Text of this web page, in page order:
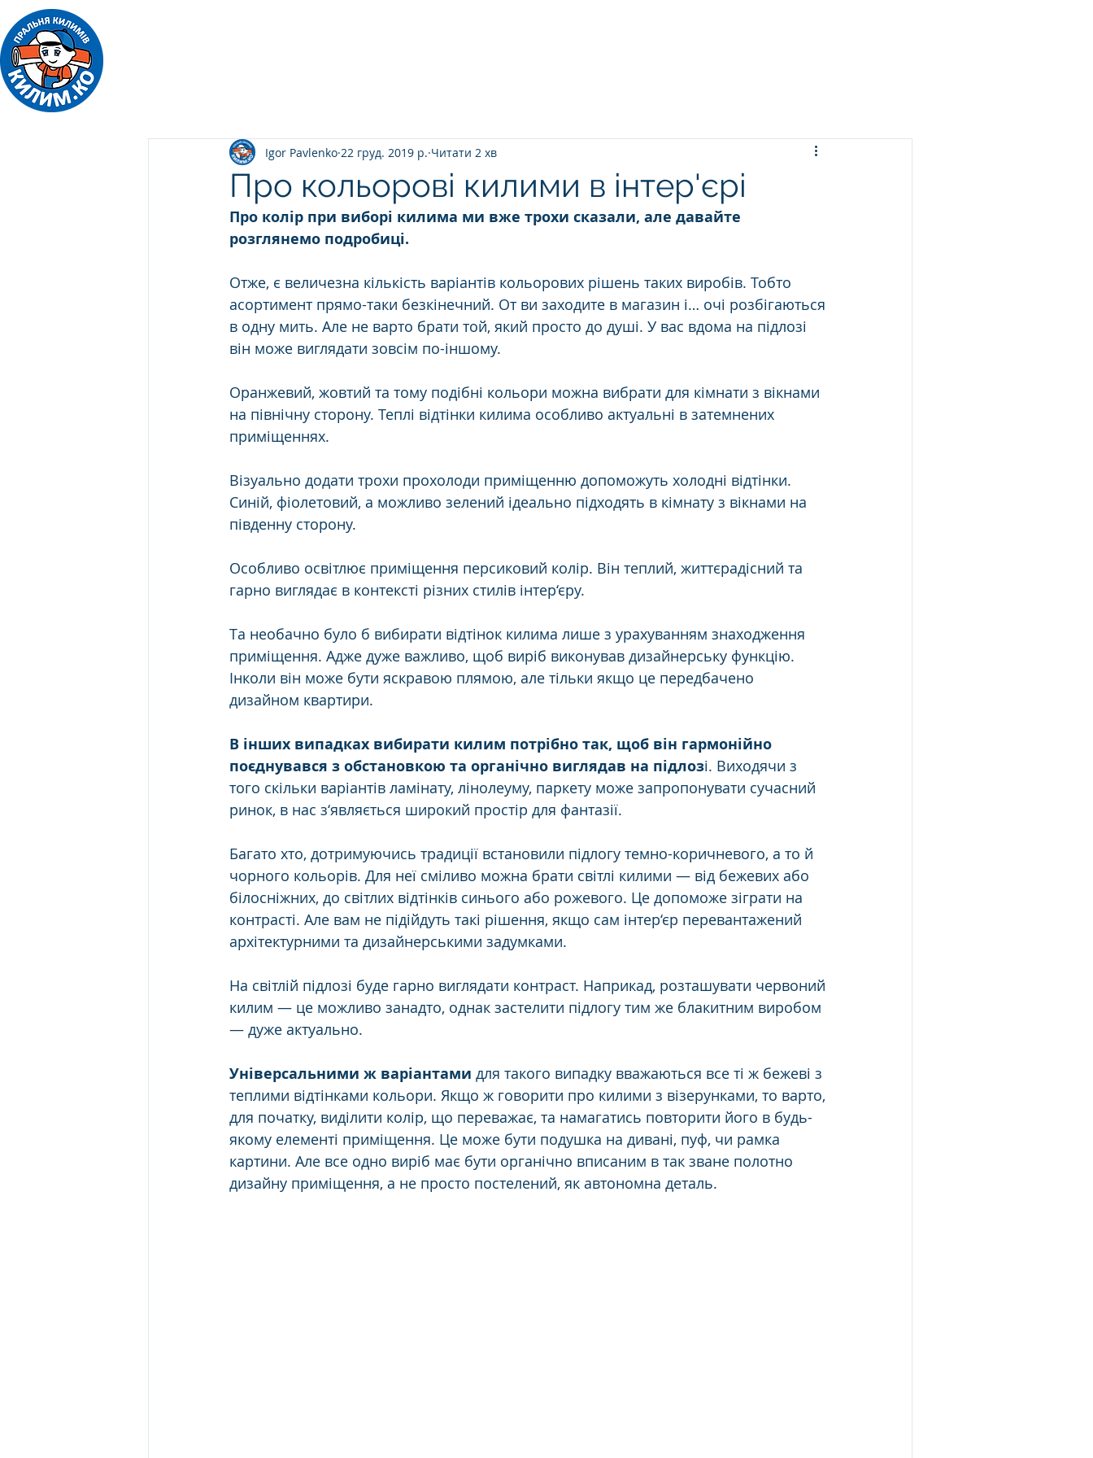
Про кольорові килими в інтер'єрі
Igor Pavlenko 22 груд. 2019 р. Читати 2 хв
Про колір при виборі килима ми вже трохи сказали, але давайте
розглянемо подробиці.
Отже, є величезна кількість варіантів кольорових рішень таких виробів. Тобто
асортимент прямо-таки безкінечний. От ви заходите в магазин і… очі розбігаються
в одну мить. Але не варто брати той, який просто до душі. У вас вдома на підлозі
він може виглядати зовсім по-іншому.
Оранжевий, жовтий та тому подібні кольори можна вибрати для кімнати з вікнами
на північну сторону. Теплі відтінки килима особливо актуальні в затемнених
приміщеннях.
Візуально додати трохи прохолоди приміщенню допоможуть холодні відтінки.
Синій, фіолетовий, а можливо зелений ідеально підходять в кімнату з вікнами на
південну сторону.
Особливо освітлює приміщення персиковий колір. Він теплий, життєрадісний та
гарно виглядає в контексті різних стилів інтер‘єру.
Та необачно було б вибирати відтінок килима лише з урахуванням знаходження
приміщення. Адже дуже важливо, щоб виріб виконував дизайнерську функцію.
Інколи він може бути яскравою плямою, але тільки якщо це передбачено
дизайном квартири.
В інших випадках вибирати килим потрібно так, щоб він гармонійно
поєднувався з обстановкою та органічно виглядав на підлозі. Виходячи з
того скільки варіантів ламінату, лінолеуму, паркету може запропонувати сучасний
ринок, в нас з‘являється широкий простір для фантазії.
Багато хто, дотримуючись традиції встановили підлогу темно-коричневого, а то й
чорного кольорів. Для неї сміливо можна брати світлі килими — від бежевих або
білосніжних, до світлих відтінків синього або рожевого. Це допоможе зіграти на
контрасті. Але вам не підійдуть такі рішення, якщо сам інтер‘єр перевантажений
архітектурними та дизайнерськими задумками.
На світлій підлозі буде гарно виглядати контраст. Наприкад, розташувати червоний
килим — це можливо занадто, однак застелити підлогу тим же блакитним виробом
— дуже актуально.
Універсальними ж варіантами для такого випадку вважаються все ті ж бежеві з
теплими відтінками кольори. Якщо ж говорити про килими з візерунками, то варто,
для початку, виділити колір, що переважає, та намагатись повторити його в будь-
якому елементі приміщення. Це може бути подушка на дивані, пуф, чи рамка
картини. Але все одно виріб має бути органічно вписаним в так зване полотно
дизайну приміщення, а не просто постелений, як автономна деталь.